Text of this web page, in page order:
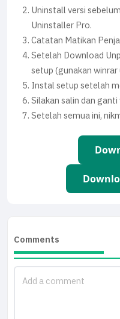
Uninstall versi
Uninstaller Pro.
Catatan Matikan
Setelah Download
setup (gunakan
Instal setup setelah
Silakan salin dan
Setelah semua ini,
Comments